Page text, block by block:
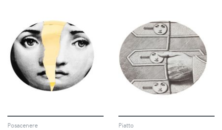
Posacenere Piatto